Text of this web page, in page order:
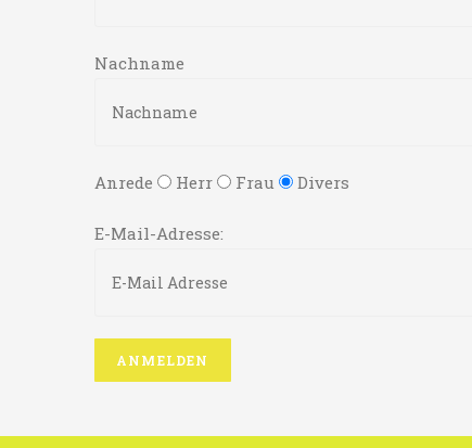
Nachname
Anrede Herr Frau Divers
E-Mail-Adresse: